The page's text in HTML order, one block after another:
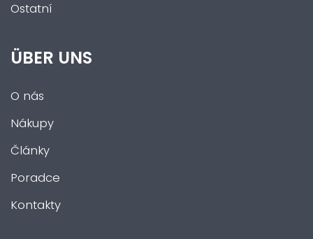
Ostatní
ÜBER UNS
O nás
Nákupy
Články
Poradce
Kontakty